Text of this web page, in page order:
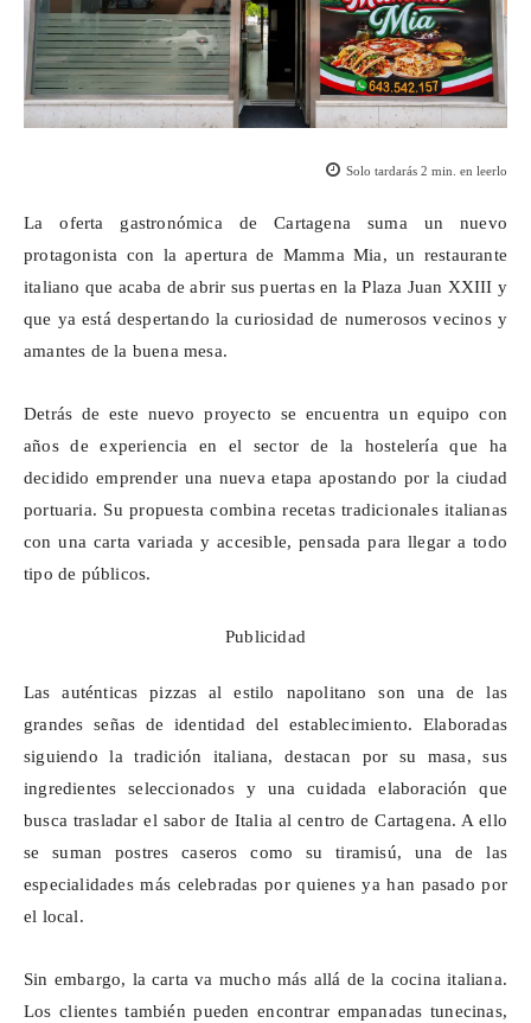
Solo tardarás 2 min. en leerlo
La oferta gastronómica de Cartagena suma un nuevo
protagonista con la apertura de Mamma Mia, un restaurante
italiano que acaba de abrir sus puertas en la Plaza Juan XXIII y
que ya está despertando la curiosidad de numerosos vecinos y
amantes de la buena mesa.
Detrás de este nuevo proyecto se encuentra un equipo con
años de experiencia en el sector de la hostelería que ha
decidido emprender una nueva etapa apostando por la ciudad
portuaria. Su propuesta combina recetas tradicionales italianas
con una carta variada y accesible, pensada para llegar a todo
tipo de públicos.
Publicidad
Las auténticas pizzas al estilo napolitano son una de las
grandes señas de identidad del establecimiento. Elaboradas
siguiendo la tradición italiana, destacan por su masa, sus
ingredientes seleccionados y una cuidada elaboración que
busca trasladar el sabor de Italia al centro de Cartagena. A ello
se suman postres caseros como su tiramisú, una de las
especialidades más celebradas por quienes ya han pasado por
el local.
Sin embargo, la carta va mucho más allá de la cocina italiana.
Los clientes también pueden encontrar empanadas tunecinas,